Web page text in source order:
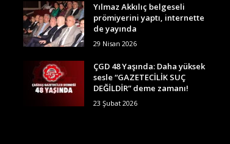
Yılmaz Akkılıç belgeseli
prömiyerini yaptı, internette
de yayında
29 Nisan 2026
ÇGD 48 Yaşında: Daha yüksek
sesle “GAZETECİLİK SUÇ
DEĞİLDİR” deme zamanı!
23 Şubat 2026